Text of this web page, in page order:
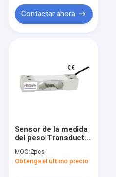
Contactar ahora
Sensor de la medida
del peso|Transductor
peso
MOQ:2pcs
Obtenga el último precio